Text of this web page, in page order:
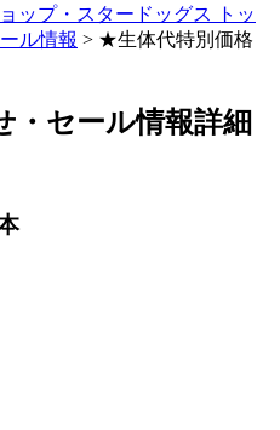
ップ・スタードッグス トッ
ル情報 > ★生体代特別価格
・セール情報詳細